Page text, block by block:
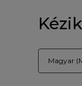
Magyar